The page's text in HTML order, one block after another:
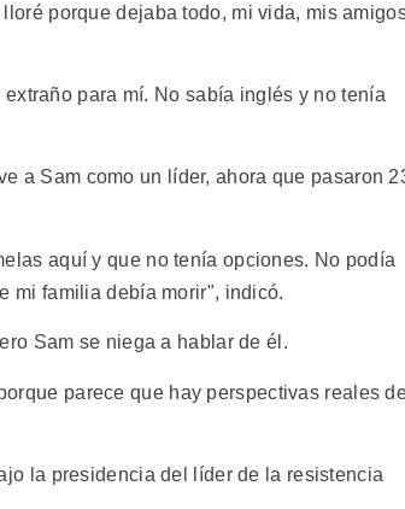
porque dejaba todo, mi vida, mis
para mí. No sabía inglés y no tenía
a Sam como un líder, ahora que pasaron
aquí y que no tenía opciones. No podía
mi familia debía morir", indicó.
Sam se niega a hablar de él.
parece que hay perspectivas reales
la presidencia del líder de la resistencia